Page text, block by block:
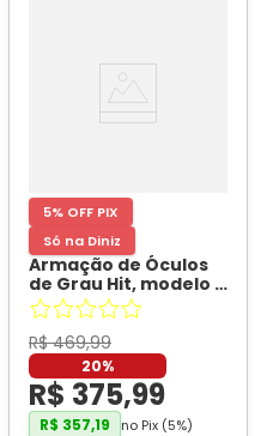
5% OFF PIX
Só na Diniz
Armação de Óculos
de Grau Hit, modelo 2
4041, cor Prata,
tamanho 56
R$ 469,99
20%
R$ 375,99
R$ 357,19 no Pix (5%)